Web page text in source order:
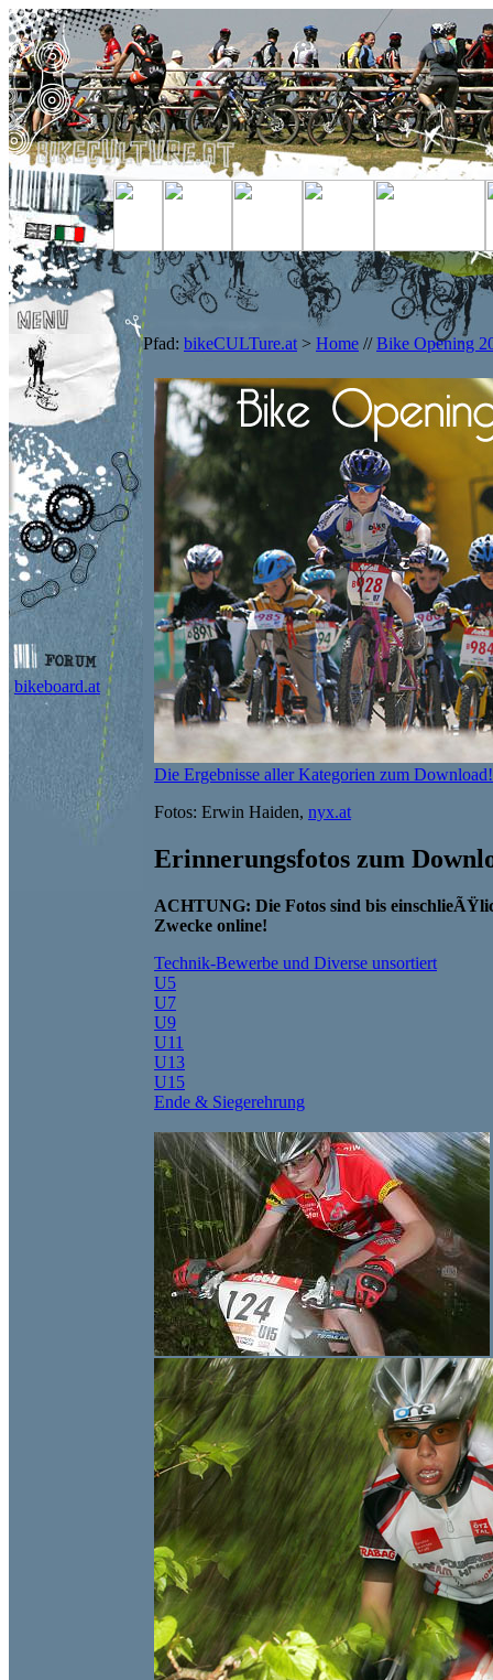
bikeboard.at
Pfad: bikeCULTure.at > Home //Bike Opening
Die Ergebnisse aller Kategorien zum Download!
Fotos: Erwin Haiden, nyx.at
Erinnerungsfotos zum
ACHTUNG: Die Fotos sind bis
Zwecke online!
Technik-Bewerbe und Diverse unsortiert
U5
U7
U9
U11
U13
U15
Ende & Siegerehrung